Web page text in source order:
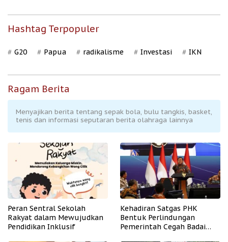
Hashtag Terpopuler
G20 Papua radikalisme Investasi IKN
Ragam Berita
Menyajikan berita tentang sepak bola, bulu tangkis, basket,
tenis dan informasi seputaran berita olahraga lainnya
Peran Sentral Sekolah
Rakyat dalam Mewujudkan
Pendidikan Inklusif
Kehadiran Satgas PHK
Bentuk Perlindungan
Pemerintah Cegah Badai